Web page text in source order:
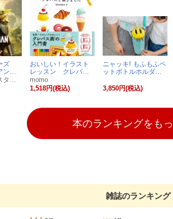
ズ
ン…
おいしい！イラスト
レッスン クレパ…
momo
1,518円(税込)
ニャッキ! もふもふペ
ットボトルホルダ…
3,850円(税込)
本のランキングをも
雑誌のランキング